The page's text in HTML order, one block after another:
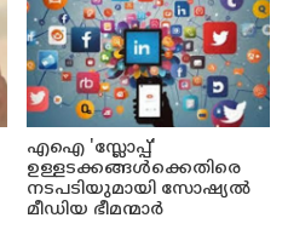
എഐ 'സ്ലോപ്പ്'
ഉള്ളടക്കങ്ങൾക്കെതിരെ
നടപടിയുമായി സോഷ്യൽ
മീഡിയ ഭീമന്മാർ